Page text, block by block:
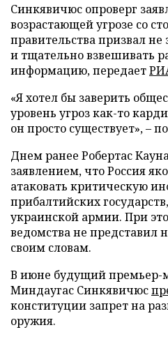
Синкявичюс опроверг
возрастающей угрозе со
правительства призвал не
и тщательно взвешивать
информацию, передает
«Я хотел бы заверить
уровень угроз как-то
он просто существует», –
Днем ранее Робертас
заявлением, что Россия
атаковать критическую
прибалтийских
украинской армии. При
ведомства не представил
своим словам.
В июне будущий премьер-
Миндаугас Синкявичюс
конституции запрет на
оружия.